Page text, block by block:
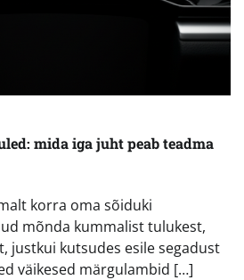
mida iga juht peab teadma
korra oma sõiduki
mõnda kummalist tulukest,
justkui kutsudes esile segadust
väikesed märgulambid […]